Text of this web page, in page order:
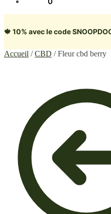
🍁 10% avec le code
Accueil /CBD /Fleur cbd berry